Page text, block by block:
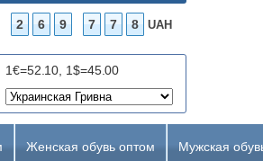
2 6 9 7 7 8 UAH
1€=52.10, 1$=45.00
Женская обувь оптом Мужская